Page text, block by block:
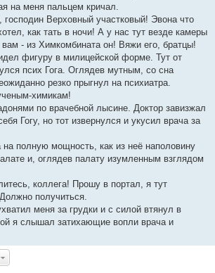
на меня пальцем кричал.
господин Верховный участковый! Эвона что
как тать в ночи! А у нас тут везде камеры
вам - из Химкомбината он! Вяжи его, братцы!
фигуру в милицейской форме. Тут от
псих Гога. Оглядев мутным, со сна
резко прыгнул на психиатра.
химикам!
по врачебной лысине. Доктор завизжал
Гогу, но тот извернулся и укусил врача за
на полную мощность, как из неё наполовину
и, оглядев палату изумленным взглядом
коллега! Прошу в портал, я тут
получиться.
меня за грудки и с силой втянул в
я слышал затихающие вопли врача и